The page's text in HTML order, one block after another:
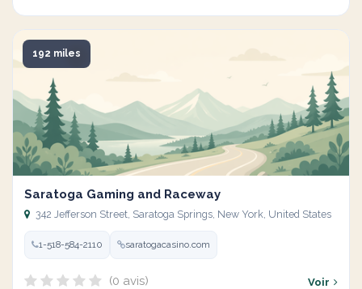
192 miles
Saratoga Gaming and Raceway
342 Jefferson Street, Saratoga Springs, New York, United States
1-518-584-2110 saratogacasino.com
(0 avis) Voir